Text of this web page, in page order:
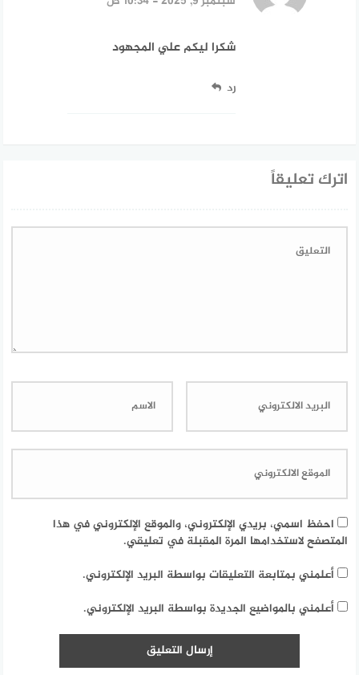
شكرا ليكم علي المجهود
رد
اترك تعليقاً
احفظ اسمي، بريدي الإلكتروني، والموقع الإلكتروني في هذا
المتصفح لاستخدامها المرة المقبلة في تعليقي.
أعلمني بمتابعة التعليقات بواسطة البريد الإلكتروني.
أعلمني بالمواضيع الجديدة بواسطة البريد الإلكتروني.